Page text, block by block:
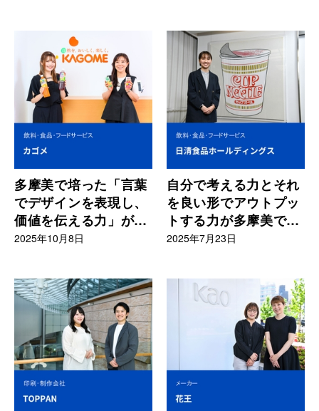
多摩美で培った「言葉
でデザインを表現し、
価値を伝える力」が、
ディレクションに活き
2025年10月8日
自分で考える力とそれ
を良い形でアウトプッ
トする力が多摩美で身
についた
2025年7月23日